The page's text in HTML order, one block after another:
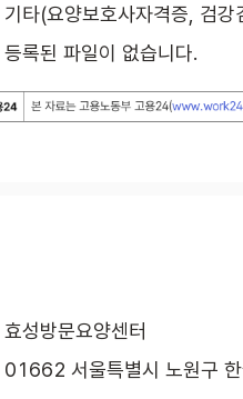
기타(요양보호사자격증, 검강
등록된 파일이 없습니다.
효성방문요양센터
01662 서울특별시 노원구